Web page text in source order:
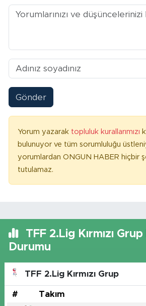
Gönder
Yorum yazarak topluluk kurallarımızı
bulunuyor ve tüm sorumluluğu
yorumlardan ONGUN HABER hiçbir
tutulamaz.
TFF 2.Lig Kırmızı
Durumu
TFF 2.Lig Kırmızı Grup
# Takım